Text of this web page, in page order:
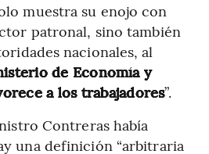
muestra su enojo con
patronal, sino también
nacionales, al
de Economía y
a los trabajadores”.
Contreras había
una definición “arbitraria